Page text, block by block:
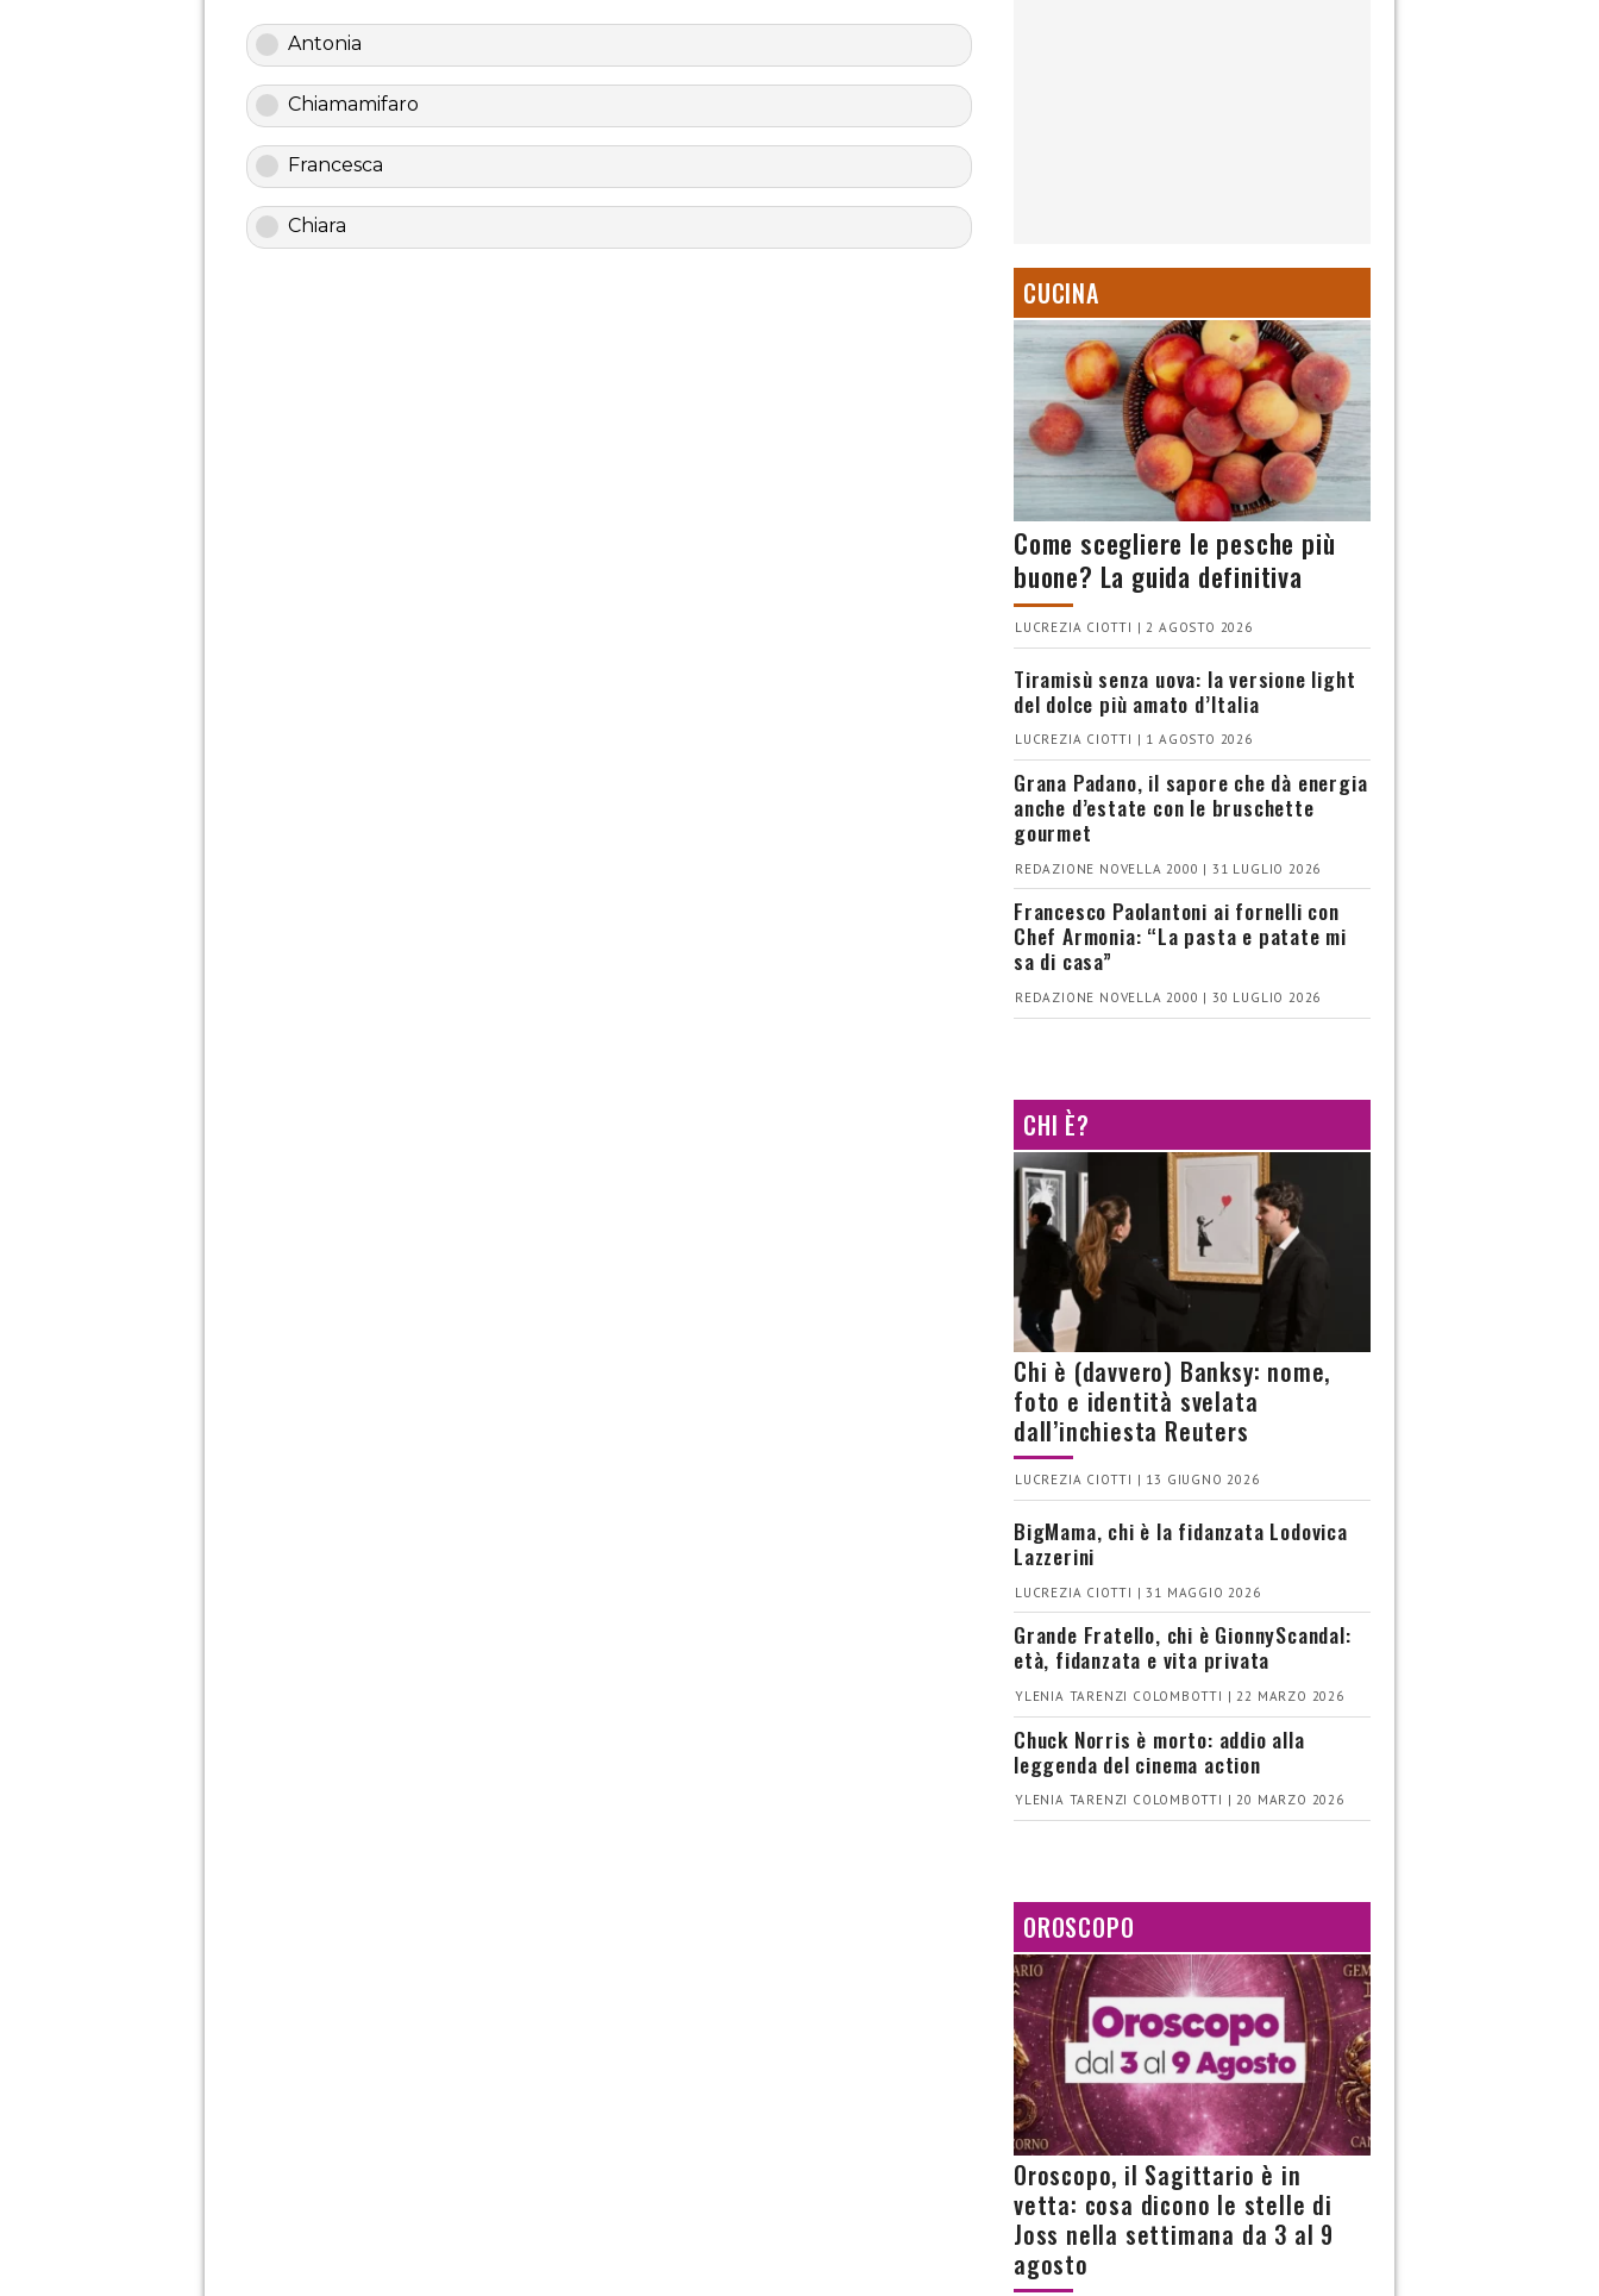
Antonia
Chiamamifaro
Francesca
Chiara
CUCINA
Come scegliere le pesche più
buone? La guida definitiva
LUCREZIA CIOTTI | 2 AGOSTO 2026
Tiramisù senza uova: la versione light
del dolce più amato d’Italia
LUCREZIA CIOTTI | 1 AGOSTO 2026
Grana Padano, il sapore che dà energia
anche d’estate con le bruschette
gourmet
REDAZIONE NOVELLA 2000 | 31 LUGLIO 2026
Francesco Paolantoni ai fornelli con
Chef Armonia: “La pasta e patate mi
sa di casa”
REDAZIONE NOVELLA 2000 | 30 LUGLIO 2026
CHI È?
Chi è (davvero) Banksy: nome,
foto e identità svelata
dall’inchiesta Reuters
LUCREZIA CIOTTI | 13 GIUGNO 2026
BigMama, chi è la fidanzata Lodovica
Lazzerini
LUCREZIA CIOTTI | 31 MAGGIO 2026
Grande Fratello, chi è GionnyScandal:
età, fidanzata e vita privata
YLENIA TARENZI COLOMBOTTI | 22 MARZO 2026
Chuck Norris è morto: addio alla
leggenda del cinema action
YLENIA TARENZI COLOMBOTTI | 20 MARZO 2026
OROSCOPO
Oroscopo, il Sagittario è in
vetta: cosa dicono le stelle di
Joss nella settimana da 3 al 9
agosto